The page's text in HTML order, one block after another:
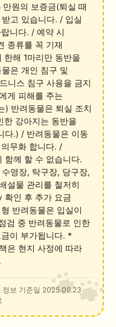
원의 보증금(퇴실 때
고 있습니다. / 입실
니다. / 예약 시
종류를 꼭 기재
한해 1마리만 동반을
은 개인 침구 및
니스 침구 사용을 금지
게 피해를 주는
) 반려동물은 퇴실 조치
한 강아지는 동반을
다.) / 반려동물은 이동
무화 합니다. /
함께 할 수 없습니다.
영장, 탁구장, 당구장,
설물 관리를 철저히
확인 후 추가 요금
반려동물은 입실이
검 중 반려동물로 인한
이 부가됩니다. *
은 현지 사정에 따라
· 정보 기준일 2025.09.23